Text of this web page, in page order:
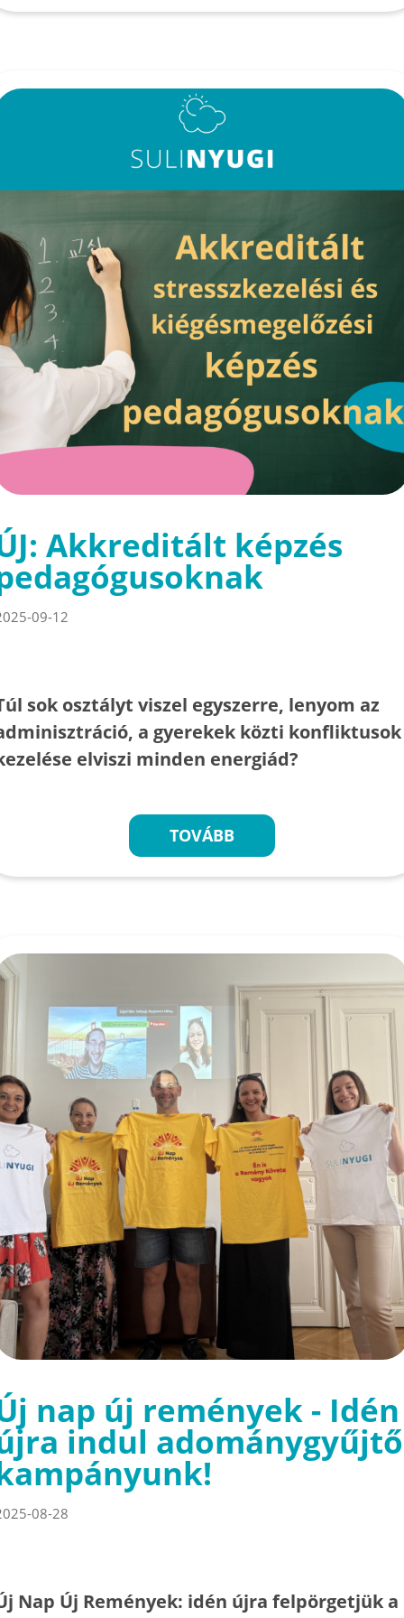
Akkreditált képzés
09-12
sok osztályt viszel egyszerre, lenyom az
a gyerekek közti konfliktusok
elviszi minden energiád?
TOVÁBB
nap új remények - Idén
indul adománygyűjtő
08-28
Nap Új Remények: idén újra felpörgetjük a